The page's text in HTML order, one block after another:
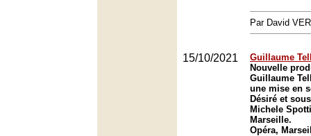
Par David
15/10/2021
Guillaume
Nouvelle
Guillaume
une mise en
Désiré et
Michele
Marseille.
Opéra,